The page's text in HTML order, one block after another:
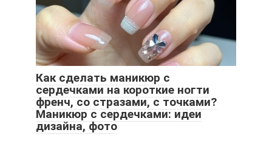
Как сделать маникюр с
сердечками на короткие ногти
френч, со стразами, с точками?
Маникюр с сердечками: идеи
дизайна, фото